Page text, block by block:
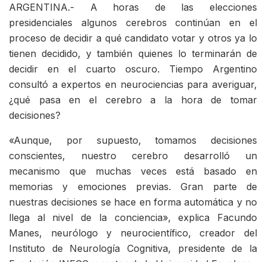
ARGENTINA.- A horas de las elecciones
presidenciales algunos cerebros continúan en el
proceso de decidir a qué candidato votar y otros ya lo
tienen decidido, y también quienes lo terminarán de
decidir en el cuarto oscuro. Tiempo Argentino
consultó a expertos en neurociencias para averiguar,
¿qué pasa en el cerebro a la hora de tomar
decisiones?
«Aunque, por supuesto, tomamos decisiones
conscientes, nuestro cerebro desarrolló un
mecanismo que muchas veces está basado en
memorias y emociones previas. Gran parte de
nuestras decisiones se hace en forma automática y no
llega al nivel de la conciencia», explica Facundo
Manes, neurólogo y neurocientífico, creador del
Instituto de Neurología Cognitiva, presidente de la